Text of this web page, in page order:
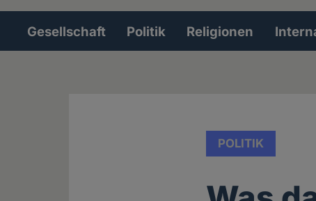
Hauptnavigation
Gesellschaft Politik Religionen
POLITIK